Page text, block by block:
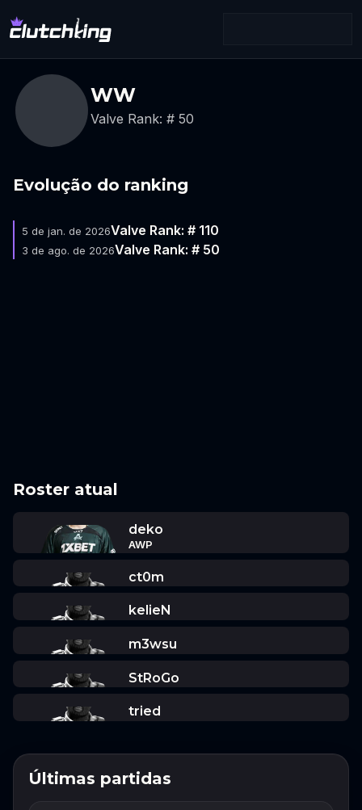
WW
Valve Rank: # 50
Evolução do ranking
5 de jan. de 2026Valve Rank: # 110
3 de ago. de 2026Valve Rank: # 50
Roster atual
deko
AWP
ct0m
kelieN
m3wsu
StRoGo
tried
Últimas partidas